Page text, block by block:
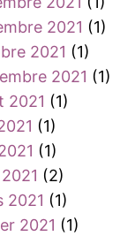
2021 (1)
2021 (1)
2021 (1)
2021 (1)
(1)
(1)
(2)
2021 (1)
2021 (1)